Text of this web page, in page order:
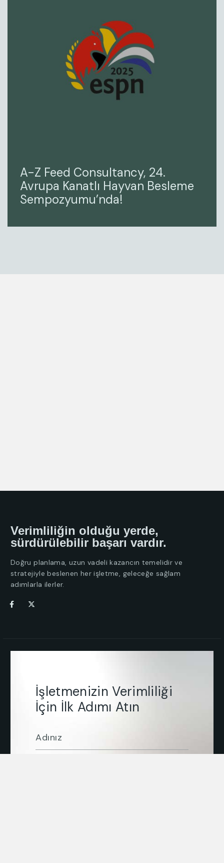
A-Z Feed Consultancy, 24.
Avrupa Kanatlı Hayvan Besleme
Sempozyumu’nda!
Verimliliğin olduğu yerde,
sürdürülebilir başarı vardır.
Doğru planlama, uzun vadeli kazancın temelidir ve
stratejiyle beslenen her işletme, geleceğe sağlam
adımlarla ilerler.
İşletmenizin Verimliliği
İçin İlk Adımı Atın